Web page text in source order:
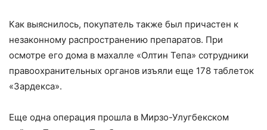
Как выяснилось, покупатель также был причастен к
незаконному распространению препаратов. При
осмотре его дома в махалле «Олтин Тепа» сотрудники
правоохранительных органов изъяли еще 178 таблеток
«Зардекса».
Еще одна операция прошла в Мирзо-Улугбекском